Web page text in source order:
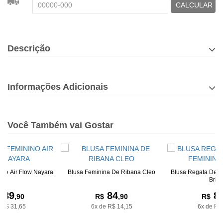
CALCULAR
Descrição
Informações Adicionais
Você Também vai Gostar
Air Flow Nayara
,90
31,65
Blusa Feminina De Ribana Cleo
R$ 84,90
6x de R$ 14,15
Blusa Regata De
R$
6x de